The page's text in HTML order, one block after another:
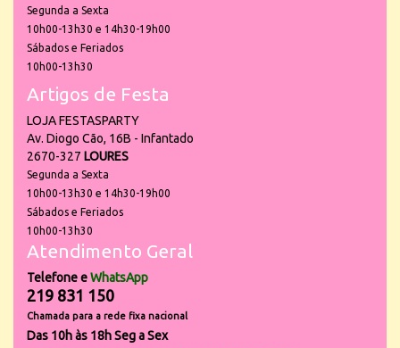
Segunda a Sexta
10h00-13h30 e 14h30-19h00
Sábados e Feriados
10h00-13h30
Artigos de Festa
LOJA FESTASPARTY
Av. Diogo Cão, 16B - Infantado
2670-327 LOURES
Segunda a Sexta
10h00-13h30 e 14h30-19h00
Sábados e Feriados
10h00-13h30
Atendimento Geral
Telefone eWhatsApp
219 831 150
Chamada para a rede fixa nacional
Das 10h às 18h Seg a Sex